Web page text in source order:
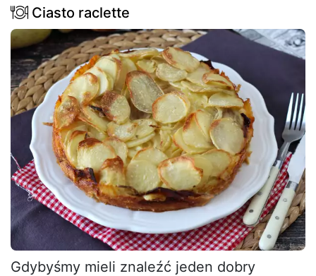
Ciasto raclette
Gdybyśmy mieli znaleźć jeden dobry